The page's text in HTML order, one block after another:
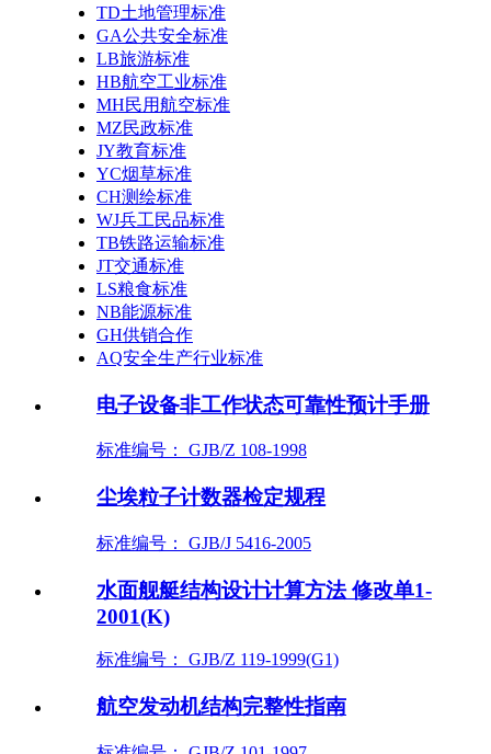
TD土地管理标准
GA公共安全标准
LB旅游标准
HB航空工业标准
MH民用航空标准
MZ民政标准
JY教育标准
YC烟草标准
CH测绘标准
WJ兵工民品标准
TB铁路运输标准
JT交通标准
LS粮食标准
NB能源标准
GH供销合作
AQ安全生产行业标准
电子设备非工作状态可靠性预计手册
标准编号： GJB/Z 108-1998
尘埃粒子计数器检定规程
标准编号： GJB/J 5416-2005
水面舰艇结构设计计算方法 修改单1-
2001(K)
标准编号： GJB/Z 119-1999(G1)
航空发动机结构完整性指南